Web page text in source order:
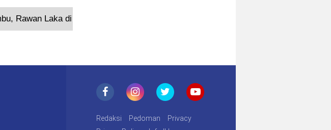
Rawan Laka di Jalur 2 Ryacudu
Redaksi Pedoman
Privacy